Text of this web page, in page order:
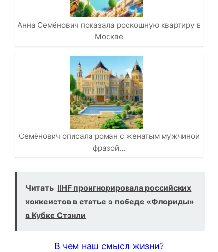
Анна Семёнович показала роскошную квартиру в
Москве
Семёнович описала роман с женатым мужчиной
фразой…
Читать IIHF проигнорировала российских
хоккеистов в статье о победе «Флориды»
в Кубке Стэнли
В чем наш смысл жизни?